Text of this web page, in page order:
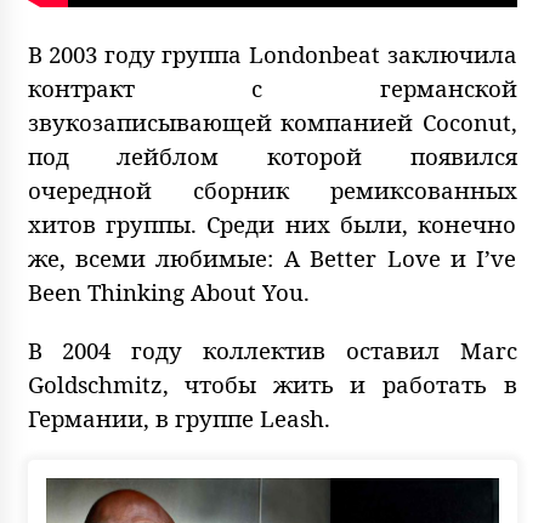
В 2003 году группа Londonbeat заключила
контракт с германской
звукозаписывающей компанией Coconut,
под лейблом которой появился
очередной сборник ремиксованных
хитов группы. Среди них были, конечно
же, всеми любимые: A Better Love и I’ve
Been Thinking About You.
В 2004 году коллектив оставил Marc
Goldschmitz, чтобы жить и работать в
Германии, в группе Leash.